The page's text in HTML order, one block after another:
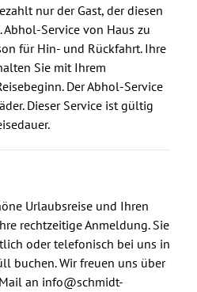
nur der Gast, der diesen
Service von Haus zu
für Hin- und Rückfahrt. Ihre
Sie mit Ihrem
Der Abhol-Service
Dieser Service ist gültig
Urlaubsreise und Ihren
rechtzeitige Anmeldung. Sie
oder telefonisch bei uns in
buchen. Wir freuen uns über
an info@schmidt-